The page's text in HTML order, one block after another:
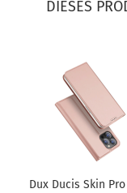
DIESES
Dux Ducis Skin